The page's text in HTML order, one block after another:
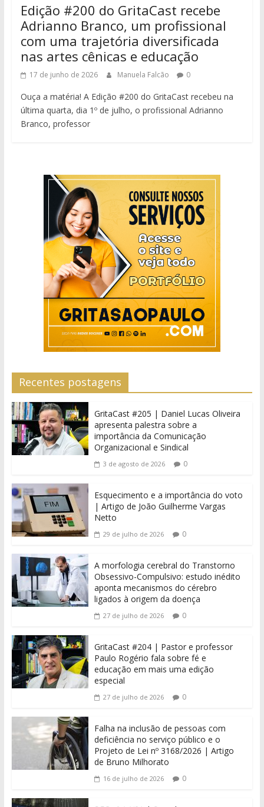
Edição #200 do GritaCast recebe
Adrianno Branco, um profissional
com uma trajetória diversificada
nas artes cênicas e educação
17 de junho de 2026 Manuela Falcão 0
Ouça a matéria! A Edição #200 do GritaCast recebeu na
última quarta, dia 1º de julho, o profissional Adrianno
Branco, professor
Recentes postagens
GritaCast #205 | Daniel Lucas Oliveira
apresenta palestra sobre a
importância da Comunicação
Organizacional e Sindical
3 de agosto de 2026 0
Esquecimento e a importância do voto
| Artigo de João Guilherme Vargas
Netto
29 de julho de 2026 0
A morfologia cerebral do Transtorno
Obsessivo-Compulsivo: estudo inédito
aponta mecanismos do cérebro
ligados à origem da doença
27 de julho de 2026 0
GritaCast #204 | Pastor e professor
Paulo Rogério fala sobre fé e
educação em mais uma edição
especial
27 de julho de 2026 0
Falha na inclusão de pessoas com
deficiência no serviço público e o
Projeto de Lei nº 3168/2026 | Artigo
de Bruno Milhorato
16 de julho de 2026 0